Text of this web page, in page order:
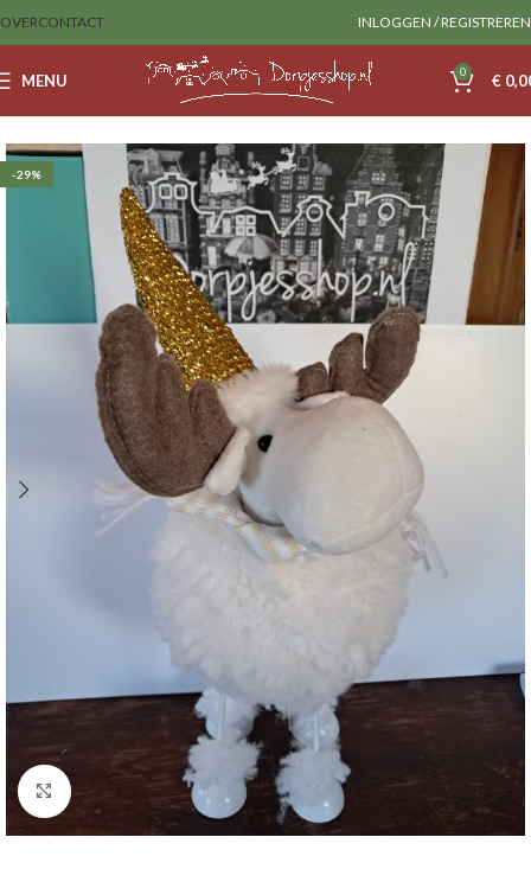
OVERCONTACT INLOGGEN / REGISTREREN
MENU 0 €
-29%
Klik om te vergroten